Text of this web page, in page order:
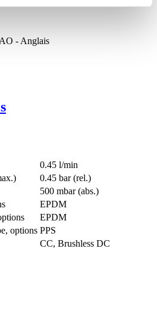
- Anglais
0.45 l/min
0.45 bar (rel.)
500 mbar (abs.)
EPDM
EPDM
options PPS
CC, Brushless DC